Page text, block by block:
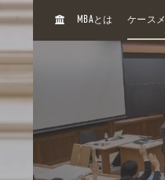
H
MBAとは ケース